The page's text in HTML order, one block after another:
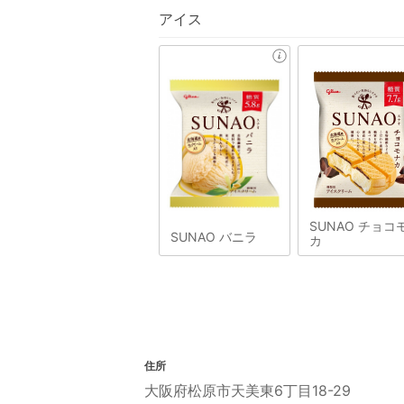
アイス
SUNAO バニラ
SUNAO チョコ
カ
住所
大阪府松原市天美東6丁目18-29